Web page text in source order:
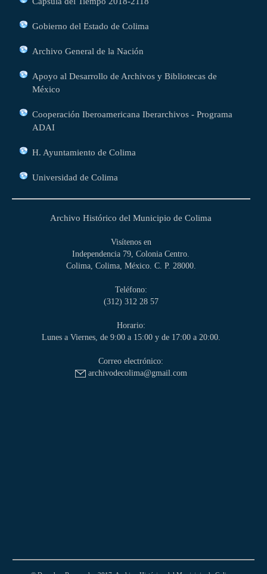
Gobierno del Estado de Colima
Archivo General de la Nación
Apoyo al Desarrollo de Archivos y Bibliotecas de
México
Cooperación Iberoamericana Iberarchivos - Programa
ADAI
H. Ayuntamiento de Colima
Universidad de Colima
Archivo Histórico del Municipio de Colima
Visítenos en
Independencia 79, Colonia Centro.
Colima, Colima, México. C. P. 28000.
Teléfono:
(312) 312 28 57
Horario:
Lunes a Viernes, de 9:00 a 15:00 y de 17:00 a 20:00.
Correo electrónico:
archivodecolima@gmail.com